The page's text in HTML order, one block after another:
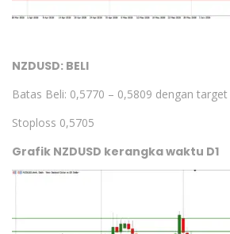
NZDUSD: BELI
Batas Beli: 0,5770 – 0,5809 dengan
Stoploss 0,5705
Grafik NZDUSD kerangka waktu D1